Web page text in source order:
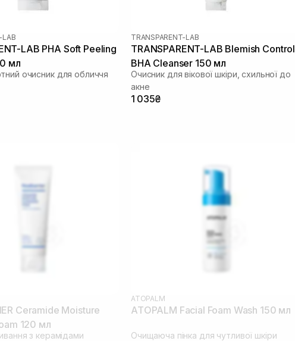
LAB
LAB PHA Soft Peeling
мл
очисник для обличчя
TRANSPARENT-LAB
TRANSPARENT-LAB Blemish Control
BHA Cleanser 150 мл
Очисник для вікової шкіри, схильної до
акне
1 035₴
Ceramide Moisture
120 мл
з керамідами
ATOPALM
ATOPALM Facial Foam Wash 150 мл
Очищаюча пінка для чутливої шкіри